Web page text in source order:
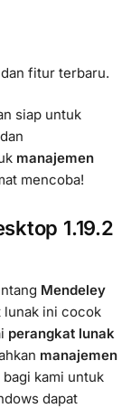
dan fitur terbaru.
siap untuk
dan
manajemen
mencoba!
1.19.2
Mendeley
lunak ini cocok
perangkat lunak
manajemen
kami untuk
dapat